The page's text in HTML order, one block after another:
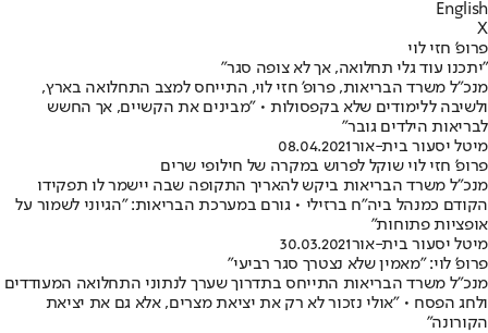
English
X
פרופ' חזי לוי
"יתכנו עוד גלי תחלואה, אך לא צופה סגר"
מנכ"ל משרד הבריאות, פרופ' חזי לוי, התייחס למצב התחלואה בארץ,
ולשיבה ללימודים שלא בקפסולות • "מבינים את הקשיים, אך החשש
לבריאות הילדים גובר"
מיטל יסעור בית-אור08.04.2021
פרופ' חזי לוי שוקל לפרוש במקרה של חילופי שרים
מנכ"ל משרד הבריאות ביקש להאריך התקופה שבה יישמר לו תפקידו
הקודם כמנהל ביה"ח ברזילי • גורם במערכת הבריאות: "הגיוני לשמור על
אופציות פתוחות"
מיטל יסעור בית-אור30.03.2021
פרופ' לוי: "מאמין שלא נצטרך סגר רביעי"
מנכ"ל משרד הבריאות התייחס בתדרוך שערך לנתוני התחלואה המעודדים
ולחג הפסח • "אולי נזכור לא רק את יציאת מצרים, אלא גם את יציאת
הקורונה"